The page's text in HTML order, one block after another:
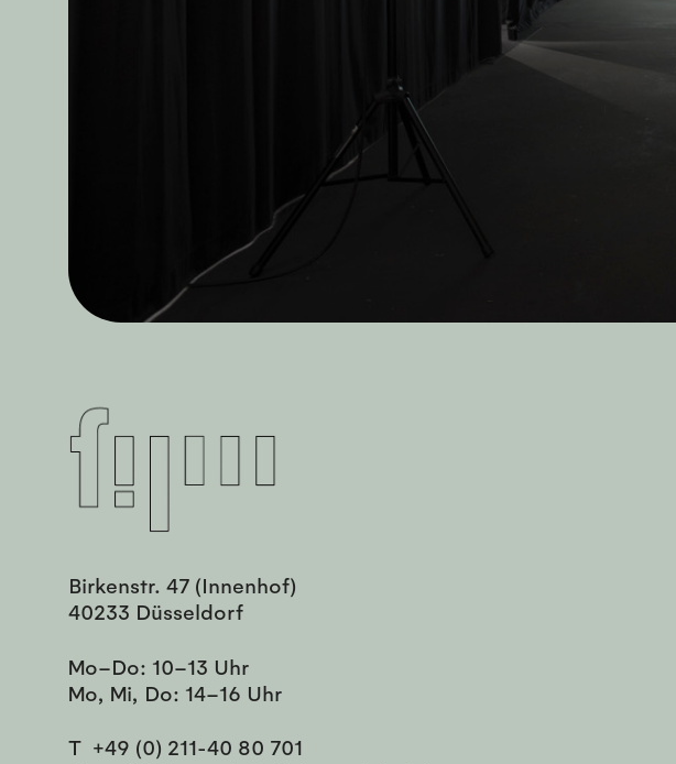
Birkenstr. 47 (Innenhof)
40233 Düsseldorf
Mo–Do: 10–13 Uhr
Mo, Mi, Do: 14–16 Uhr
T +49 (0) 211-40 80 701